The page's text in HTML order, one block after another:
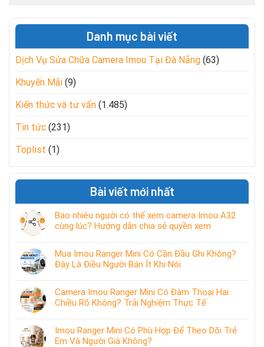
Danh mục bài viết
Dịch Vụ Sửa Chữa Camera Imou Tại Đà Nẵng (63)
Khuyến Mãi (9)
Kiến thức và tư vấn (1.485)
Tin tức (231)
Toplist (1)
Bài viết mới nhất
Bao nhiêu người có thể xem camera Imou A32
cùng lúc? Hướng dẫn chia sẻ quyền xem
Mua Imou Ranger Mini Có Cần Đầu Ghi Không?
Đây Là Điều Người Bán Ít Khi Nói
Camera Imou Ranger Mini Có Đàm Thoại Hai
Chiều Rõ Không? Trải Nghiệm Thực Tế
Imou Ranger Mini Có Phù Hợp Để Theo Dõi Trẻ
Em Và Người Già Không?